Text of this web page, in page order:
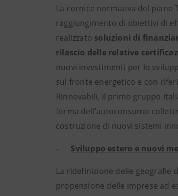
La cornice normativa del piano
raggiungimento di obiettivi di
realizzato soluzioni di
rilascio delle relative
nuovi investimenti per lo
sul fronte energetico e con
Rinnovabili, il primo gruppo
forma dell’autoconsumo
costruzione di nuovi sistemi
- Sviluppo estero e nuovi
La ridefinizione delle geografie
propensione delle imprese ad